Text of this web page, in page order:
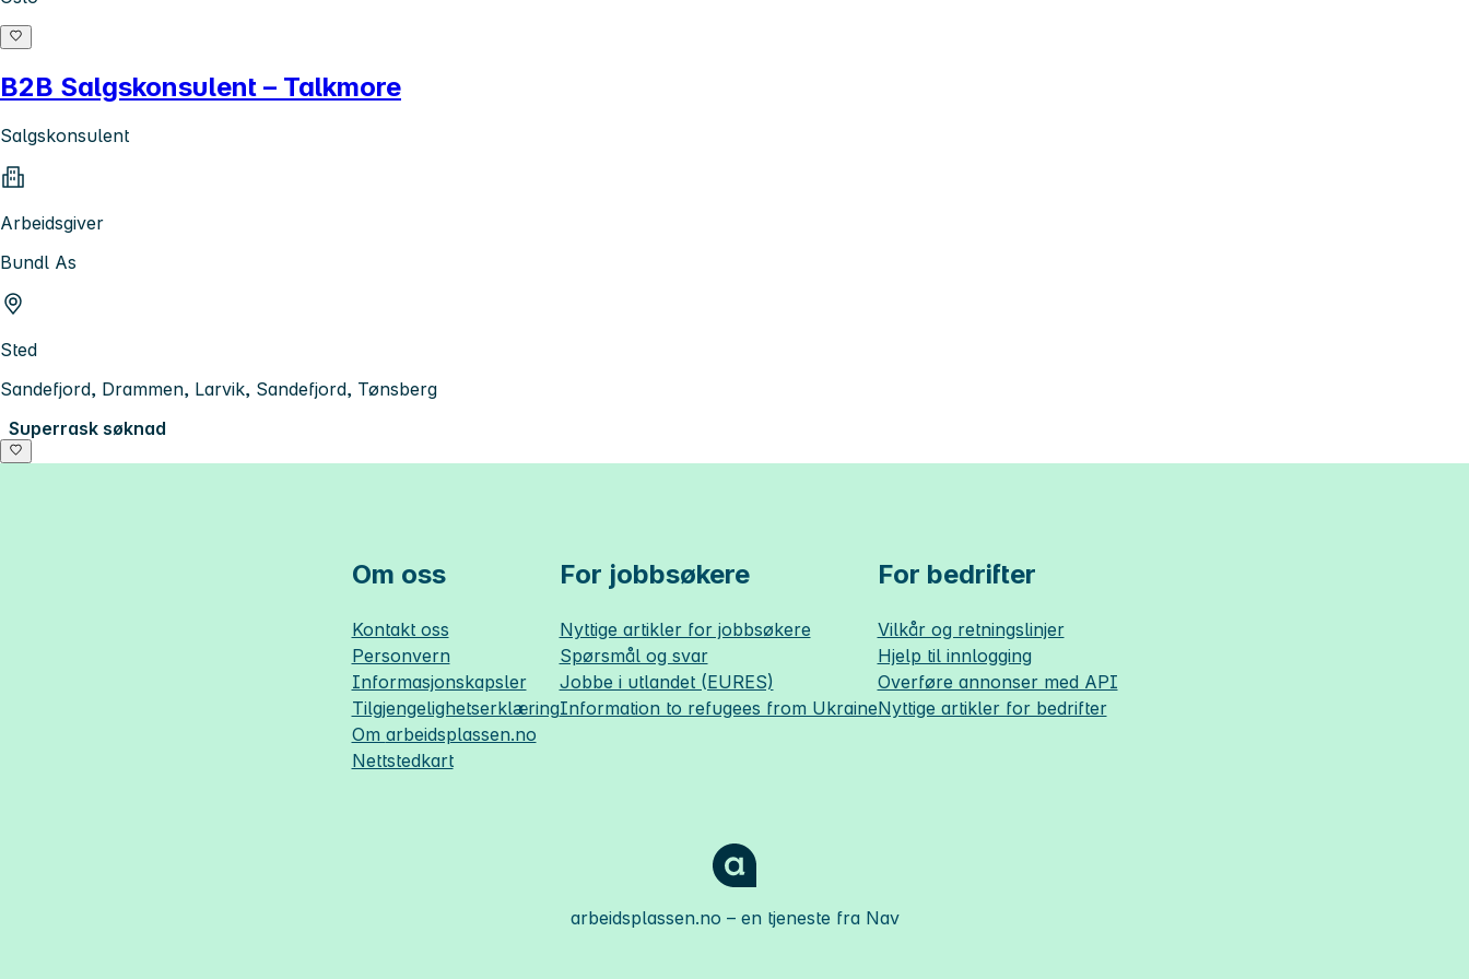
B2B Salgskonsulent – Talkmore
Salgskonsulent
Arbeidsgiver
Bundl As
Sted
Sandefjord, Drammen, Larvik, Sandefjord, Tønsberg
Superrask søknad
Om oss
Kontakt oss
Personvern
Informasjonskapsler
Tilgjengelighetserklæring
Om arbeidsplassen.no
Nettstedkart
For jobbsøkere
Nyttige artikler for jobbsøkere
Spørsmål og svar
Jobbe i utlandet (EURES)
Information to refugees from Ukraine
For bedrifter
Vilkår og retningslinjer
Hjelp til innlogging
Overføre annonser med API
Nyttige artikler for bedrifter
arbeidsplassen.no – en tjeneste fra Nav